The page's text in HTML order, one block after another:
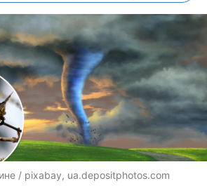
/ pixabay, ua.depositphotos.com